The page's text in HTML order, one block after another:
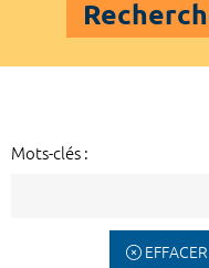
Mots-clés :
EFFACER